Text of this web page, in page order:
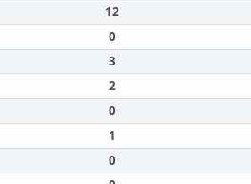
12
0
3
2
0
1
0